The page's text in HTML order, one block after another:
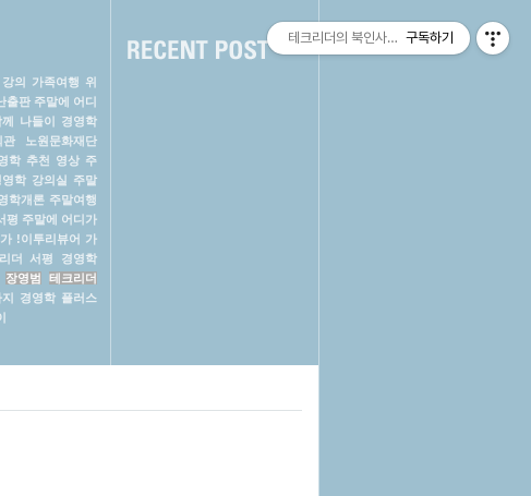
의 가족여행 위
출판 주말에 어디
나들이
경영학
관
노원문화재단
학 추천 영상 주
영학 강의실
주말
학개론 주말여행
평 주말에 어디가
!이투리뷰어 가
더 서평
경영학
장영범
테크리더
경영학 플러스
테크리더의 북인사이트(Book Insight) :: 새
구독하기